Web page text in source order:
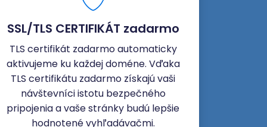
SSL/TLS CERTIFIKÁT zadarmo
TLS certifikát zadarmo automaticky
aktivujeme ku každej doméne. Vďaka
TLS certifikátu zadarmo získajú vaši
návštevníci istotu bezpečného
pripojenia a vaše stránky budú lepšie
hodnotené vyhľadávačmi.